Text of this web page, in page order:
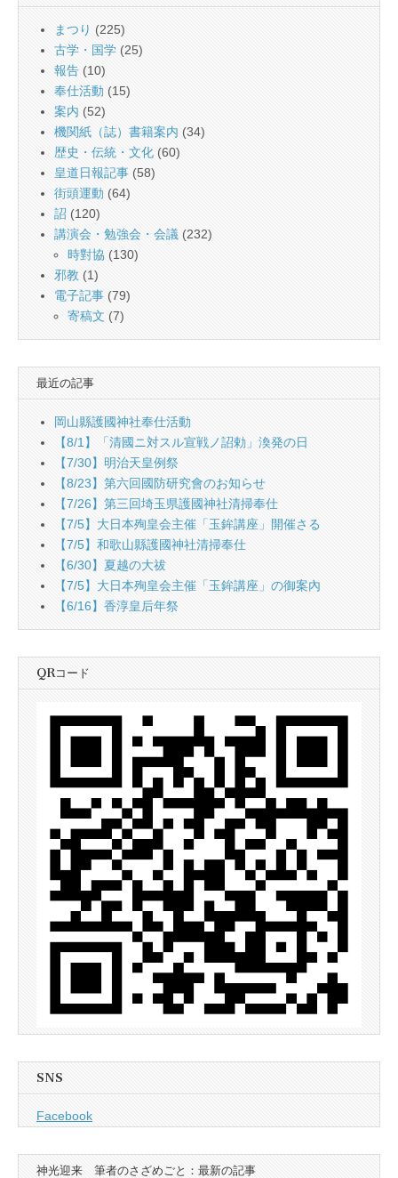
まつり (225)
古学・国学 (25)
報告 (10)
奉仕活動 (15)
案内 (52)
機関紙（誌）書籍案内 (34)
歴史・伝統・文化 (60)
皇道日報記事 (58)
街頭運動 (64)
詔 (120)
講演会・勉強会・会議 (232)
時對協 (130)
邪教 (1)
電子記事 (79)
寄稿文 (7)
最近の記事
岡山縣護國神社奉仕活動
【8/1】「清國ニ対スル宣戦ノ詔勅」渙発の日
【7/30】明治天皇例祭
【8/23】第六回國防研究會のお知らせ
【7/26】第三回埼玉県護國神社清掃奉仕
【7/5】大日本殉皇会主催「玉鉾講座」開催さる
【7/5】和歌山縣護國神社清掃奉仕
【6/30】夏越の大祓
【7/5】大日本殉皇会主催「玉鉾講座」の御案內
【6/16】香淳皇后年祭
QRコード
SNS
Facebook
神光迎来 筆者のさざめごと：最新の記事